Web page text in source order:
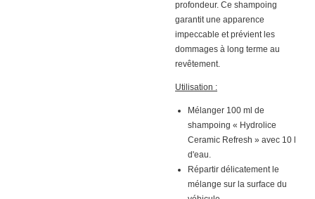
profondeur. Ce shampoing
garantit une apparence
impeccable et prévient les
dommages à long terme au
revêtement.
Utilisation :
Mélanger 100 ml de
shampoing « Hydrolice
Ceramic Refresh » avec 10 l
d'eau.
Répartir délicatement le
mélange sur la surface du